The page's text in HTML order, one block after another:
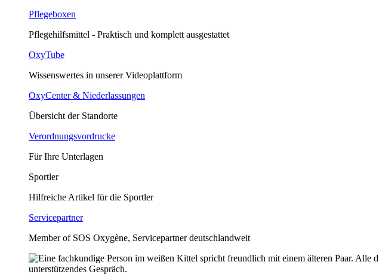
Pflegeboxen
Pflegehilfsmittel - Praktisch und komplett ausgestattet
OxyTube
Wissenswertes in unserer Videoplattform
OxyCenter & Niederlassungen
Übersicht der Standorte
Verordnungsvordrucke
Für Ihre Unterlagen
Sportler
Hilfreiche Artikel für die Sportler
Servicepartner
Member of SOS Oxygène, Servicepartner deutschlandweit